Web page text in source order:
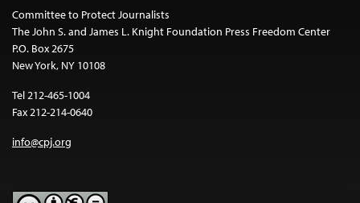
Committee to Protect Journalists
The John S. and James L. Knight Foundation Press Freedom Center
P.O. Box 2675
New York, NY 10108
Tel 212-465-1004
Fax 212-214-0640
info@cpj.org